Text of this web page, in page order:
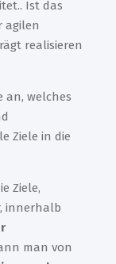
Ist das
agilen
realisieren
an, welches
Ziele in die
Ziele,
innerhalb
man von